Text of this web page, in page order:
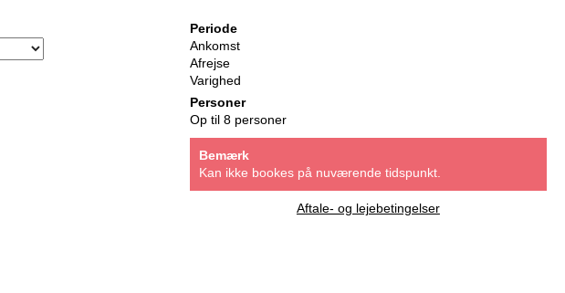
Periode
Ankomst
Afrejse
Varighed
Personer
Op til 8 personer
Bemærk
Kan ikke bookes på nuværende tidspunkt.
Aftale- og lejebetingelser